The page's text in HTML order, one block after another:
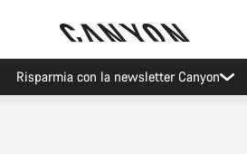
Risparmia con la newsletter Canyon